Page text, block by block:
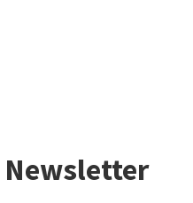
Newsletter